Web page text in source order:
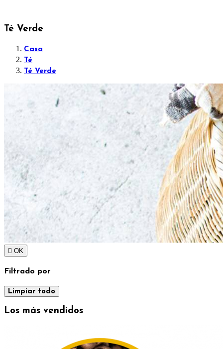
Té Verde
Casa
Té
Té Verde
 OK
Filtrado por
Limpiar todo
Los más vendidos